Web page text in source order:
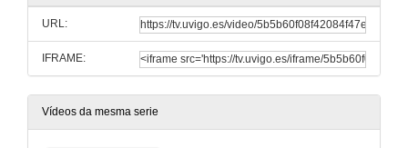
URL:
IFRAME:
Vídeos da mesma serie